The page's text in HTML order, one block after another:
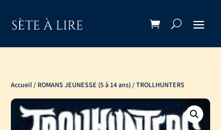
Accueil / ROMANS JEUNESSE (5 à 14 ans) / TROLLHUNTERS